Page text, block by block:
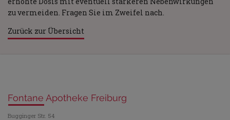
Zurück zur Übersicht
zu vermeiden. Fragen Sie im Zweifel nach.
Fontane Apotheke Freiburg
Bugginger Str. 54